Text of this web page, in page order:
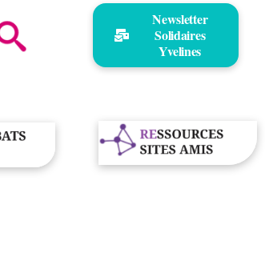
Newsletter
Solidaires
Yvelines